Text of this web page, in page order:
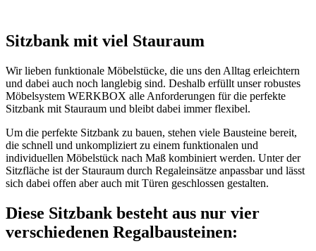
Sitzbank mit viel Stauraum
Wir lieben funktionale Möbelstücke, die uns den Alltag erleichtern
und dabei auch noch langlebig sind. Deshalb erfüllt unser robustes
Möbelsystem WERKBOX alle Anforderungen für die perfekte
Sitzbank mit Stauraum und bleibt dabei immer flexibel.
Um die perfekte Sitzbank zu bauen, stehen viele Bausteine bereit,
die schnell und unkompliziert zu einem funktionalen und
individuellen Möbelstück nach Maß kombiniert werden. Unter der
Sitzfläche ist der Stauraum durch Regaleinsätze anpassbar und lässt
sich dabei offen aber auch mit Türen geschlossen gestalten.
Diese Sitzbank besteht aus nur vier
verschiedenen Regalbausteinen: